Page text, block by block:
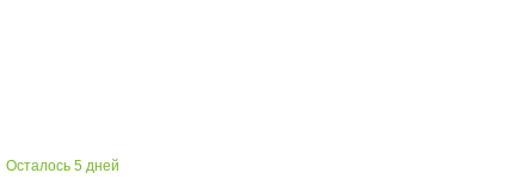
Осталось 5 дней